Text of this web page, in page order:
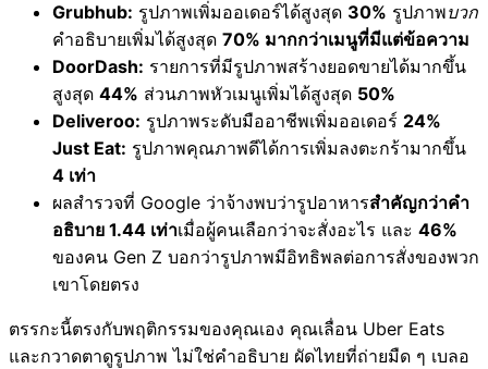
Grubhub: รูปภาพเพิ่มออเดอร์ได้สูงสุด 30% รูปภาพบวก
คำอธิบายเพิ่มได้สูงสุด 70% มากกว่าเมนูที่มีแต่ข้อความ
DoorDash: รายการที่มีรูปภาพสร้างยอดขายได้มากขึ้น
สูงสุด 44% ส่วนภาพหัวเมนูเพิ่มได้สูงสุด 50%
Deliveroo: รูปภาพระดับมืออาชีพเพิ่มออเดอร์ 24%
Just Eat: รูปภาพคุณภาพดีได้การเพิ่มลงตะกร้ามากขึ้น
4 เท่า
ผลสำรวจที่ Google ว่าจ้างพบว่ารูปอาหารสำคัญกว่าคำ
อธิบาย 1.44 เท่าเมื่อผู้คนเลือกว่าจะสั่งอะไร และ 46%
ของคน Gen Z บอกว่ารูปภาพมีอิทธิพลต่อการสั่งของพวก
เขาโดยตรง
ตรรกะนี้ตรงกับพฤติกรรมของคุณเอง คุณเลื่อน Uber Eats
และกวาดตาดูรูปภาพ ไม่ใช่คำอธิบาย ผัดไทยที่ถ่ายมืด ๆ เบลอ